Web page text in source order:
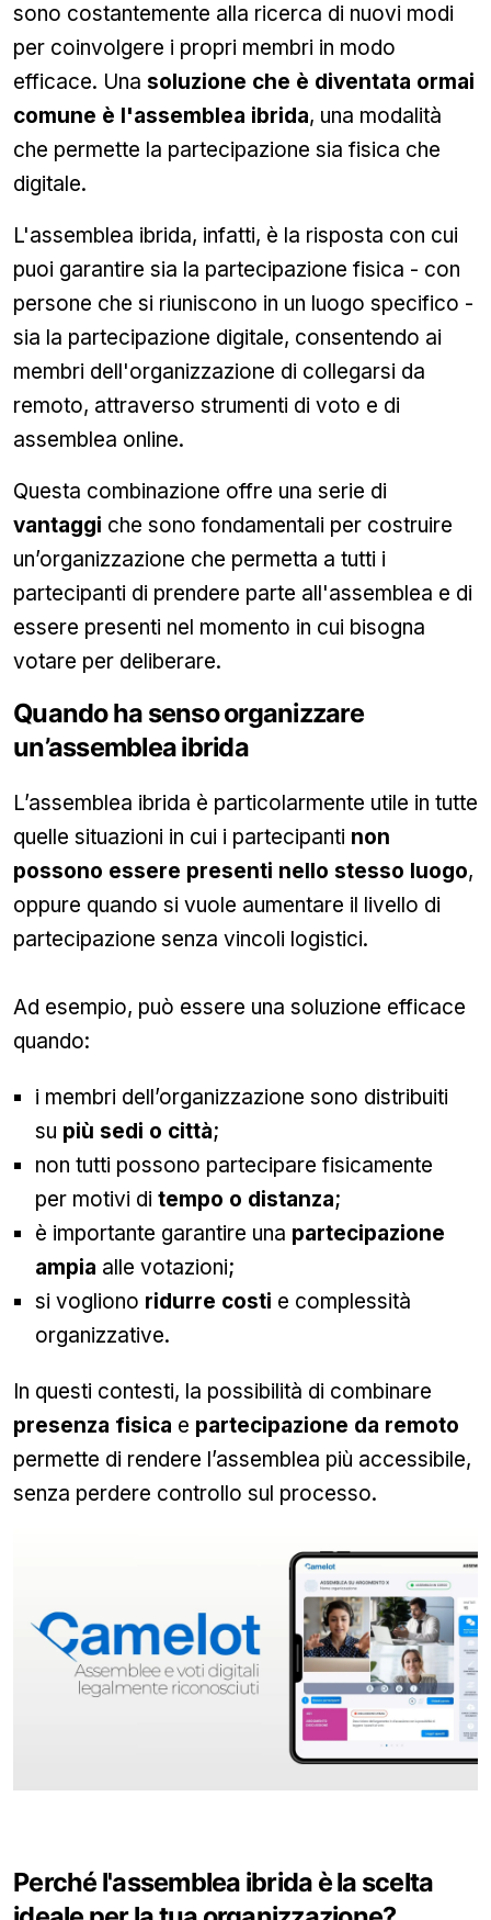
sono costantemente alla ricerca di nuovi modi
per coinvolgere i propri membri in modo
efficace. Una soluzione che è diventata ormai
comune è l'assemblea ibrida, una modalità
che permette la partecipazione sia fisica che
digitale.
L'assemblea ibrida, infatti, è la risposta con cui
puoi garantire sia la partecipazione fisica - con
persone che si riuniscono in un luogo specifico -
sia la partecipazione digitale, consentendo ai
membri dell'organizzazione di collegarsi da
remoto, attraverso strumenti di voto e di
assemblea online.
Questa combinazione offre una serie di
vantaggi che sono fondamentali per costruire
un’organizzazione che permetta a tutti i
partecipanti di prendere parte all'assemblea e di
essere presenti nel momento in cui bisogna
votare per deliberare.
Quando ha senso organizzare
un’assemblea ibrida
L’assemblea ibrida è particolarmente utile in tutte
quelle situazioni in cui i partecipanti non
possono essere presenti nello stesso luogo,
oppure quando si vuole aumentare il livello di
partecipazione senza vincoli logistici.
Ad esempio, può essere una soluzione efficace
quando:
i membri dell’organizzazione sono distribuiti
su più sedi o città;
non tutti possono partecipare fisicamente
per motivi di tempo o distanza;
è importante garantire una partecipazione
ampia alle votazioni;
si vogliono ridurre costi e complessità
organizzative.
In questi contesti, la possibilità di combinare
presenza fisica e partecipazione da remoto
permette di rendere l’assemblea più accessibile,
senza perdere controllo sul processo.
Perché l'assemblea ibrida è la scelta